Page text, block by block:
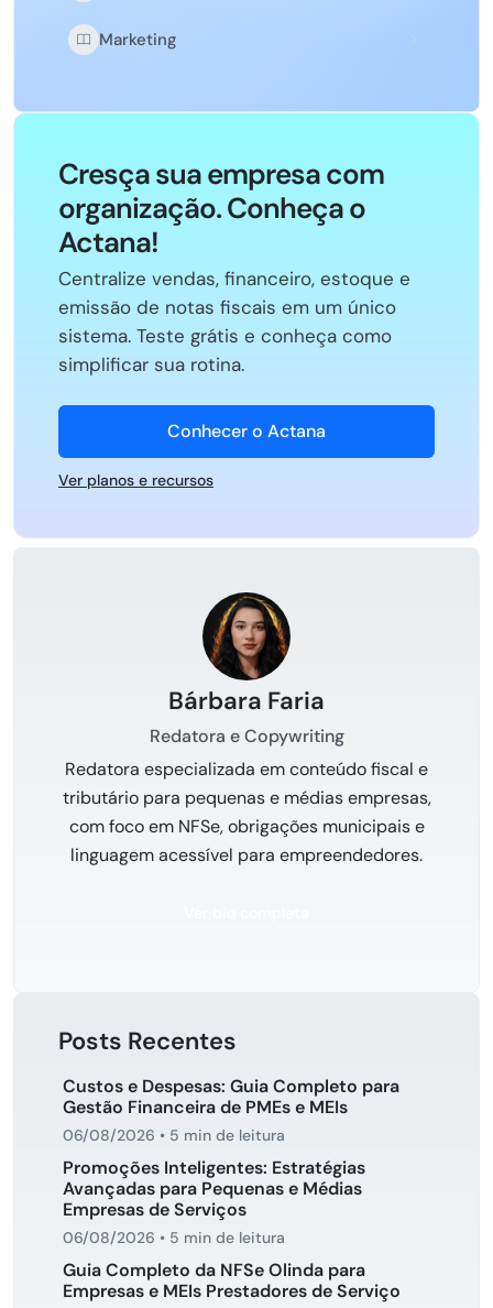
Marketing
Cresça sua empresa com
organização. Conheça o
Actana!
Centralize vendas, financeiro, estoque e
emissão de notas fiscais em um único
sistema. Teste grátis e conheça como
simplificar sua rotina.
Conhecer o Actana
Ver planos e recursos
Bárbara Faria
Redatora e Copywriting
Redatora especializada em conteúdo fiscal e
tributário para pequenas e médias empresas,
com foco em NFSe, obrigações municipais e
linguagem acessível para empreendedores.
Posts Recentes
Custos e Despesas: Guia Completo para
Gestão Financeira de PMEs e MEIs
06/08/2026 • 5 min de leitura
Promoções Inteligentes: Estratégias
Avançadas para Pequenas e Médias
Empresas de Serviços
06/08/2026 • 5 min de leitura
Guia Completo da NFSe Olinda para
Empresas e MEIs Prestadores de Serviço